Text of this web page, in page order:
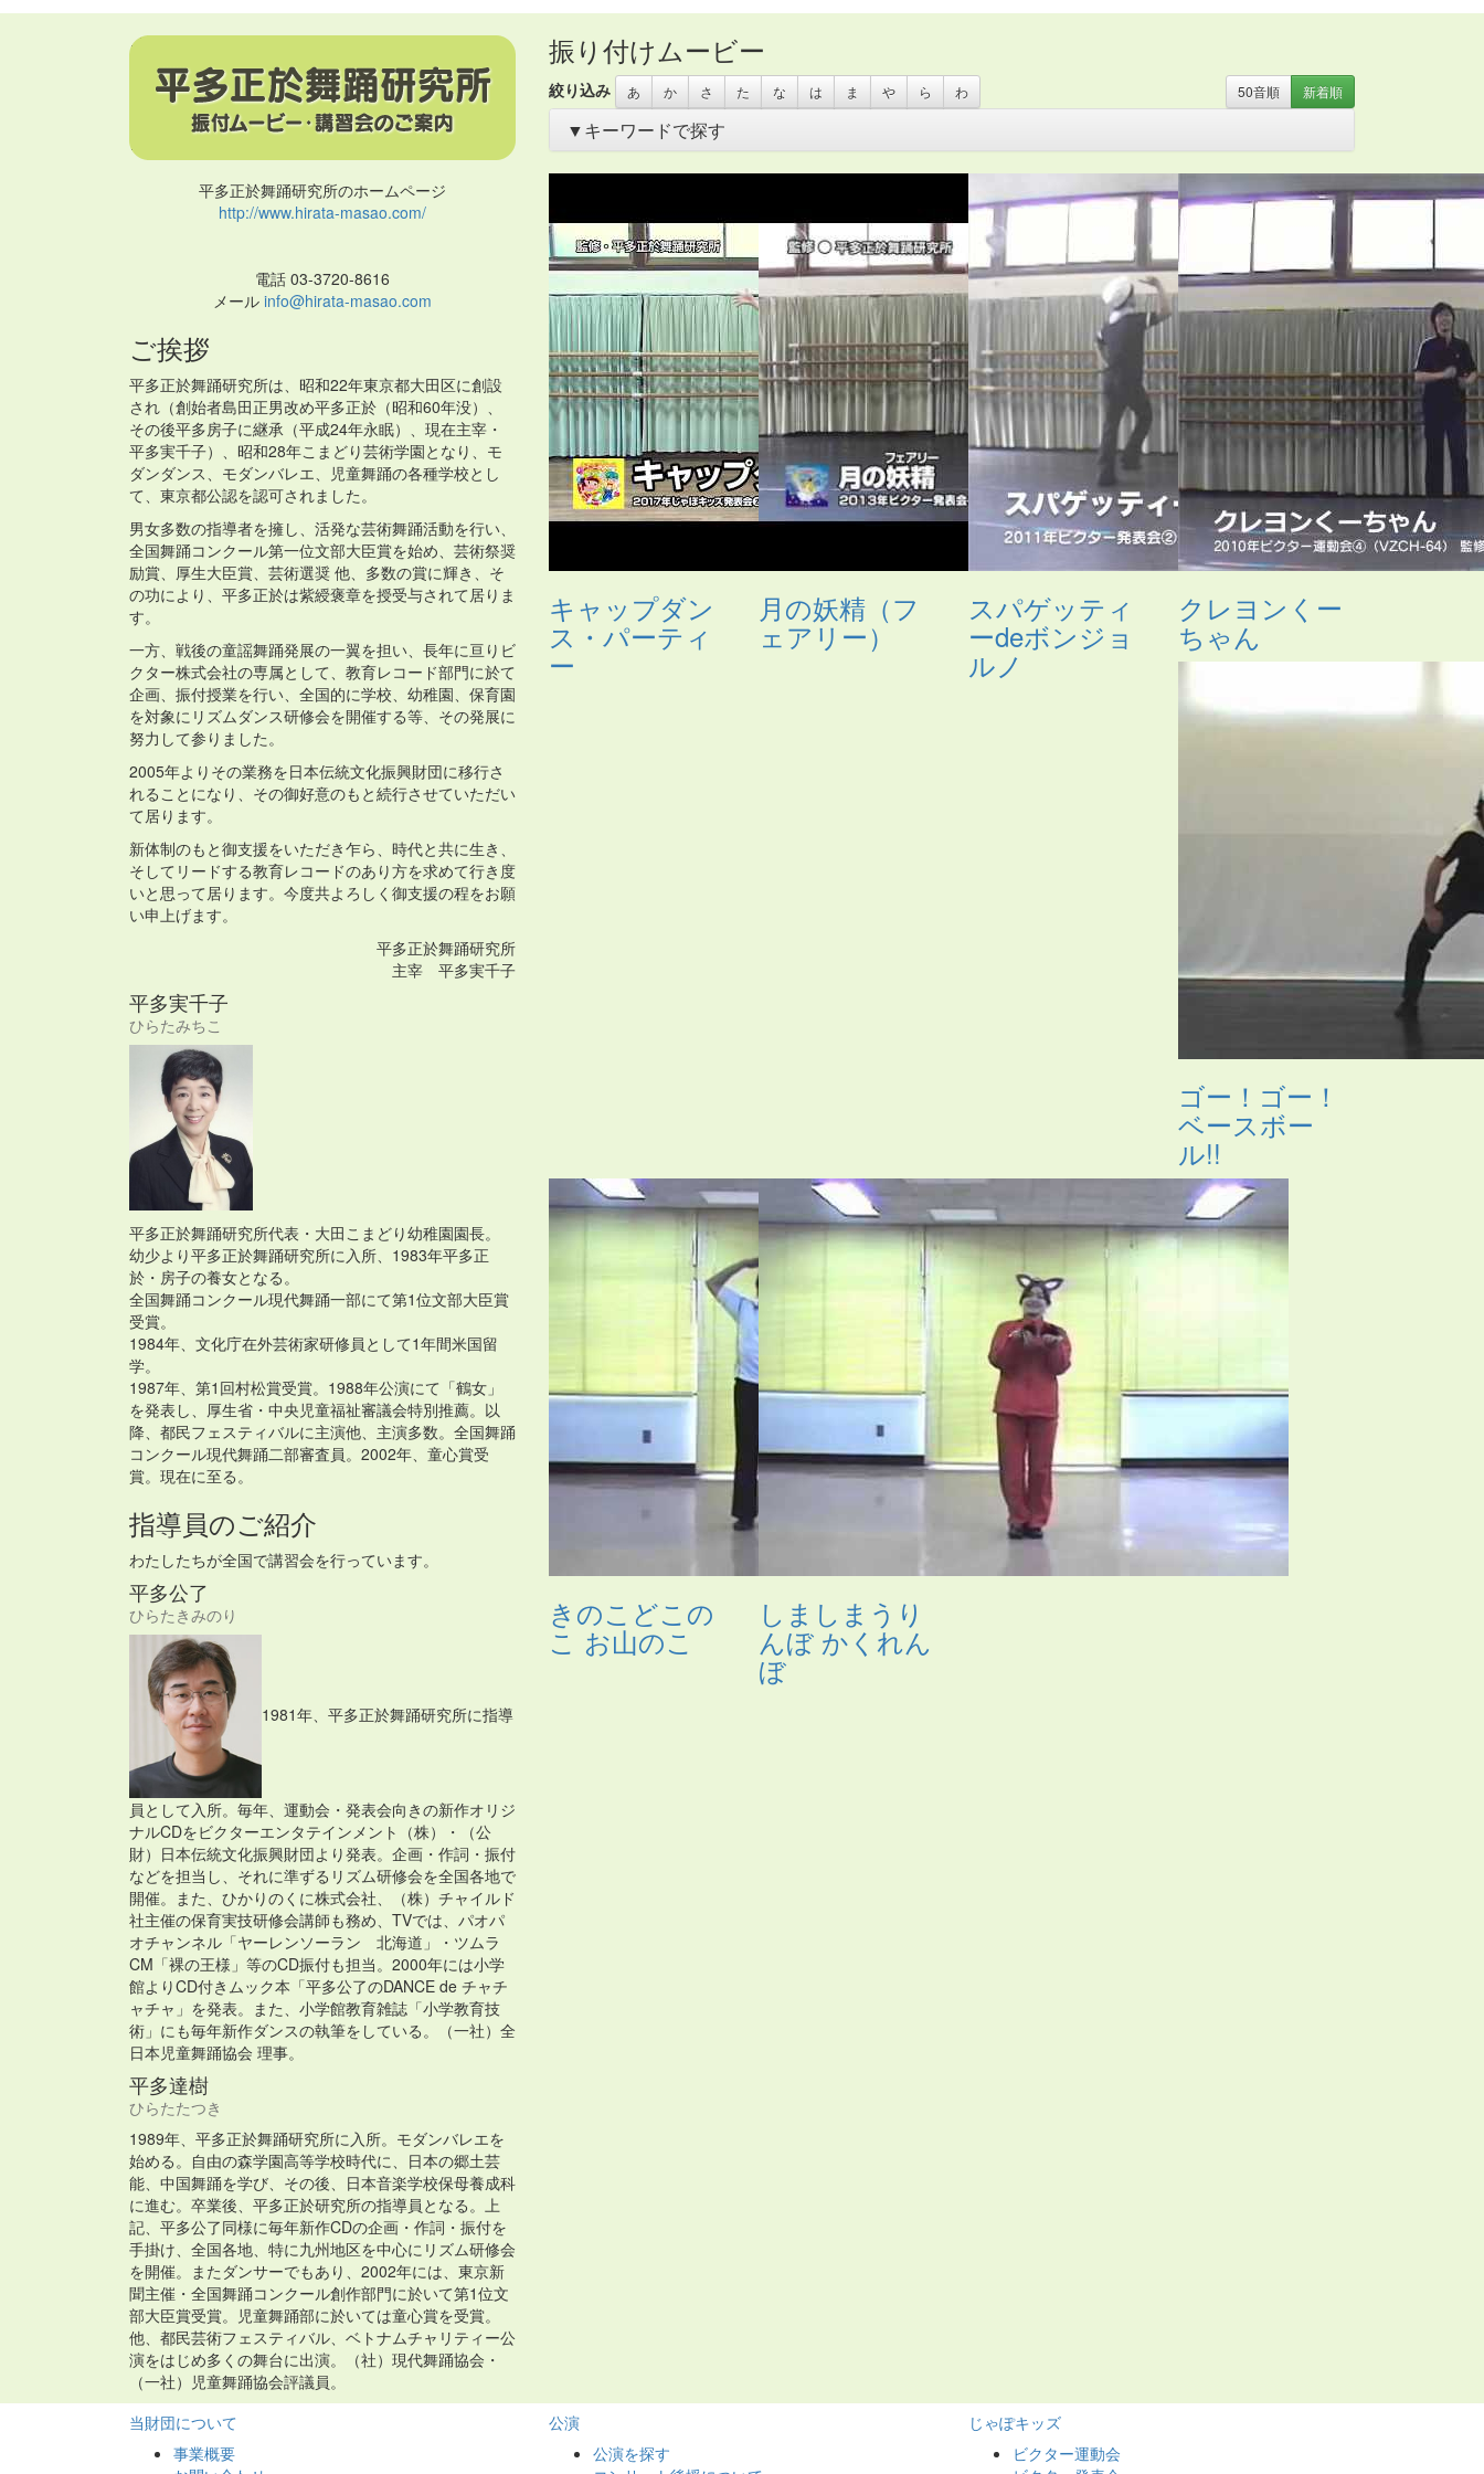
平多正於舞踊研究所のホームページ
http://www.hirata-masao.com/
電話 03-3720-8616
メール info@hirata-masao.com
ご挨拶
平多正於舞踊研究所は、昭和22年東京都大田区に創設
され（創始者島田正男改め平多正於（昭和60年没）、
その後平多房子に継承（平成24年永眠）、現在主宰・
平多実千子）、昭和28年こまどり芸術学園となり、モ
ダンダンス、モダンバレエ、児童舞踊の各種学校とし
て、東京都公認を認可されました。
男女多数の指導者を擁し、活発な芸術舞踊活動を行い、
全国舞踊コンクール第一位文部大臣賞を始め、芸術祭奨
励賞、厚生大臣賞、芸術選奨 他、多数の賞に輝き、そ
の功により、平多正於は紫綬褒章を授受与されて居りま
す。
一方、戦後の童謡舞踊発展の一翼を担い、長年に亘りビ
クター株式会社の専属として、教育レコード部門に於て
企画、振付授業を行い、全国的に学校、幼稚園、保育園
を対象にリズムダンス研修会を開催する等、その発展に
努力して参りました。
2005年よりその業務を日本伝統文化振興財団に移行さ
れることになり、その御好意のもと続行させていただい
て居ります。
新体制のもと御支援をいただき乍ら、時代と共に生き、
そしてリードする教育レコードのあり方を求めて行き度
いと思って居ります。今度共よろしく御支援の程をお願
い申上げます。
平多正於舞踊研究所
主宰 平多実千子
平多実千子
ひらたみちこ
平多正於舞踊研究所代表・大田こまどり幼稚園園長。
幼少より平多正於舞踊研究所に入所、1983年平多正
於・房子の養女となる。
全国舞踊コンクール現代舞踊一部にて第1位文部大臣賞
受賞。
1984年、文化庁在外芸術家研修員として1年間米国留
学。
1987年、第1回村松賞受賞。1988年公演にて「鶴女」
を発表し、厚生省・中央児童福祉審議会特別推薦。以
降、都民フェスティバルに主演他、主演多数。全国舞踊
コンクール現代舞踊二部審査員。2002年、童心賞受
賞。現在に至る。
指導員のご紹介
わたしたちが全国で講習会を行っています。
平多公了
ひらたきみのり
1981年、平多正於舞踊研究所に指導
員として入所。毎年、運動会・発表会向きの新作オリジ
ナルCDをビクターエンタテインメント（株）・（公
財）日本伝統文化振興財団より発表。企画・作詞・振付
などを担当し、それに準ずるリズム研修会を全国各地で
開催。また、ひかりのくに株式会社、（株）チャイルド
社主催の保育実技研修会講師も務め、TVでは、パオパ
オチャンネル「ヤーレンソーラン 北海道」・ツムラ
CM「裸の王様」等のCD振付も担当。2000年には小学
館よりCD付きムック本「平多公了のDANCE de チャチ
ャチャ」を発表。また、小学館教育雑誌「小学教育技
術」にも毎年新作ダンスの執筆をしている。（一社）全
日本児童舞踊協会 理事。
平多達樹
ひらたたつき
1989年、平多正於舞踊研究所に入所。モダンバレエを
始める。自由の森学園高等学校時代に、日本の郷土芸
能、中国舞踊を学び、その後、日本音楽学校保母養成科
に進む。卒業後、平多正於研究所の指導員となる。上
記、平多公了同様に毎年新作CDの企画・作詞・振付を
手掛け、全国各地、特に九州地区を中心にリズム研修会
を開催。またダンサーでもあり、2002年には、東京新
聞主催・全国舞踊コンクール創作部門に於いて第1位文
部大臣賞受賞。児童舞踊部に於いては童心賞を受賞。
他、都民芸術フェスティバル、ベトナムチャリティー公
演をはじめ多くの舞台に出演。（社）現代舞踊協会・
（一社）児童舞踊協会評議員。
振り付けムービー
絞り込み あ か さ た な は ま や ら わ 50音順 新着順
▼キーワードで探す
あいさつ・アイリッシュ・いきもの・うちわ・オリンピック ・お姫様・お月さま・お祭り・お絵か
カップ麺容器・カミナリ・カントリー・カンフー・クリスマ
ス・サムライ・さる・シーサー・ジャングルビート・スカート・ スポーツ ・ ・
タンバリン・チアガール ・テクノ・ニューオリンズ のみもの ・ バチ ハロウィン
ハワイアン・ヒーロー・ピアノ伴奏・ヒップホップ・ ヒロイン ・ファンタジー・ブギウギ フラ・フラメン
コ・ペットボトル・ポップス ポンポン・マーチ・まとい マント ミュージカル・もちつき・よさこい・ラ
イダー・ラップ ・ラテン・レイ ・ロック・ わらべうた ・世界の言葉 人形 体操・傘・和風・太鼓・妖怪・
帽子 ・忍者 ・ 応援団 ・ 扇 ・ 扇子 ・ 手作りの刀 手袋 ・ 昔話 時代劇
車・沖縄・海賊・琉球・発表会2018・白衣・着物・紙のお皿・組体操・腰ミノ 自転車・
調理道具・長靴・音頭・鳴子・鳶口（とびぐち）・
キャップダン
ス・パーティ
ー
月の妖精（フ
ェアリー）
スパゲッティ
ーdeボンジョ
ルノ
クレヨンくー
ちゃん
ゴー！ゴー！
ベースボー
ル!!
きのこどこの
こ お山のこ
しましまうり
んぼ かくれん
ぼ
当財団について
事業概要
公演
公演を探す
じゃぽキッズ
ビクター運動会